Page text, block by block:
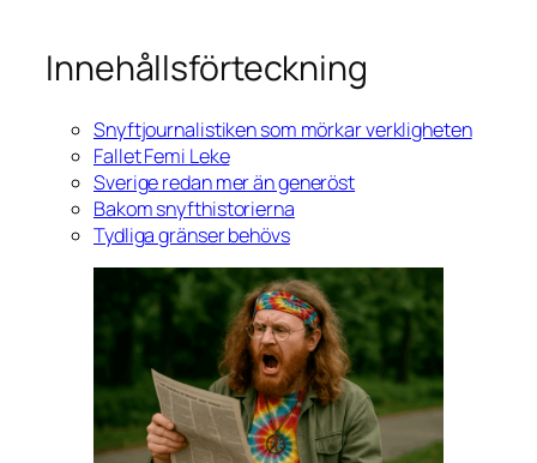
Innehållsförteckning
Snyftjournalistiken som mörkar verkligheten
Fallet Femi Leke
Sverige redan mer än generöst
Bakom snyfthistorierna
Tydliga gränser behövs